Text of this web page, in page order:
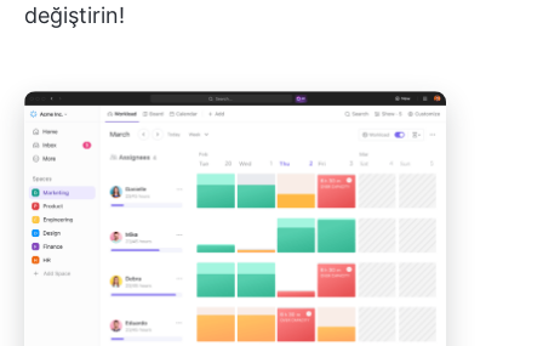
değiştirin!